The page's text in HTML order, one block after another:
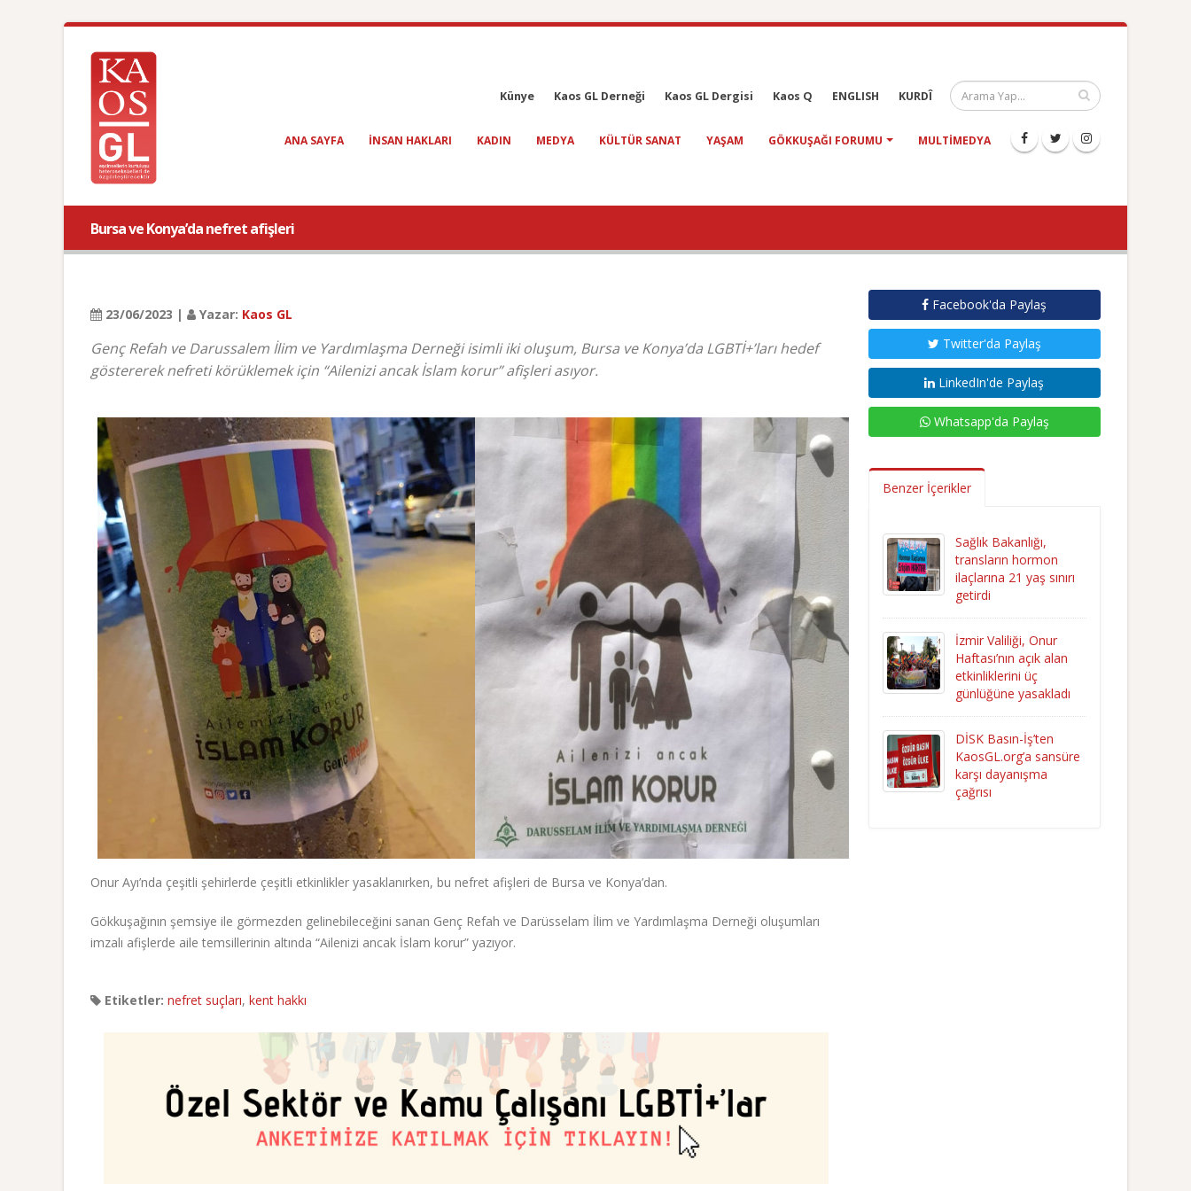
Künye Kaos GL Derneği Kaos GL Dergisi Kaos Q ENGLISH KURDÎ
ANA SAYFA INSAN HAKLARI KADIN MEDYA KÜLTÜR SANAT YAŞAM GÖKKUŞAĞI FORUMU MULTIMEDYA
Bursa ve Konya’da nefret afişleri
23/06/2023 | Yazar: Kaos GL
Genç Refah ve Darussalem İlim ve Yardımlaşma Derneği isimli iki oluşum, Bursa ve Konya’da LGBTİ+’ları hedef
göstererek nefreti körüklemek için “Ailenizi ancak İslam korur” afişleri asıyor.
Onur Ayı’nda çeşitli şehirlerde çeşitli etkinlikler yasaklanırken, bu nefret afişleri de Bursa ve Konya’dan.
Gökkuşağının şemsiye ile görmezden gelinebileceğini sanan Genç Refah ve Darüsselam İlim ve Yardımlaşma Derneği oluşumları
imzalı afişlerde aile temsillerinin altında “Ailenizi ancak İslam korur” yazıyor.
Etiketler: nefret suçları, kent hakkı
Facebook'da Paylaş
Twitter'da Paylaş
LinkedIn'de Paylaş
Whatsapp'da Paylaş
Benzer İçerikler
Sağlık Bakanlığı,
transların hormon
ilaçlarına 21 yaş sınırı
getirdi
İzmir Valiliği, Onur
Haftası’nın açık alan
etkinliklerini üç
günlüğüne yasakladı
DİSK Basın-İş’ten
KaosGL.org’a sansüre
karşı dayanışma
çağrısı